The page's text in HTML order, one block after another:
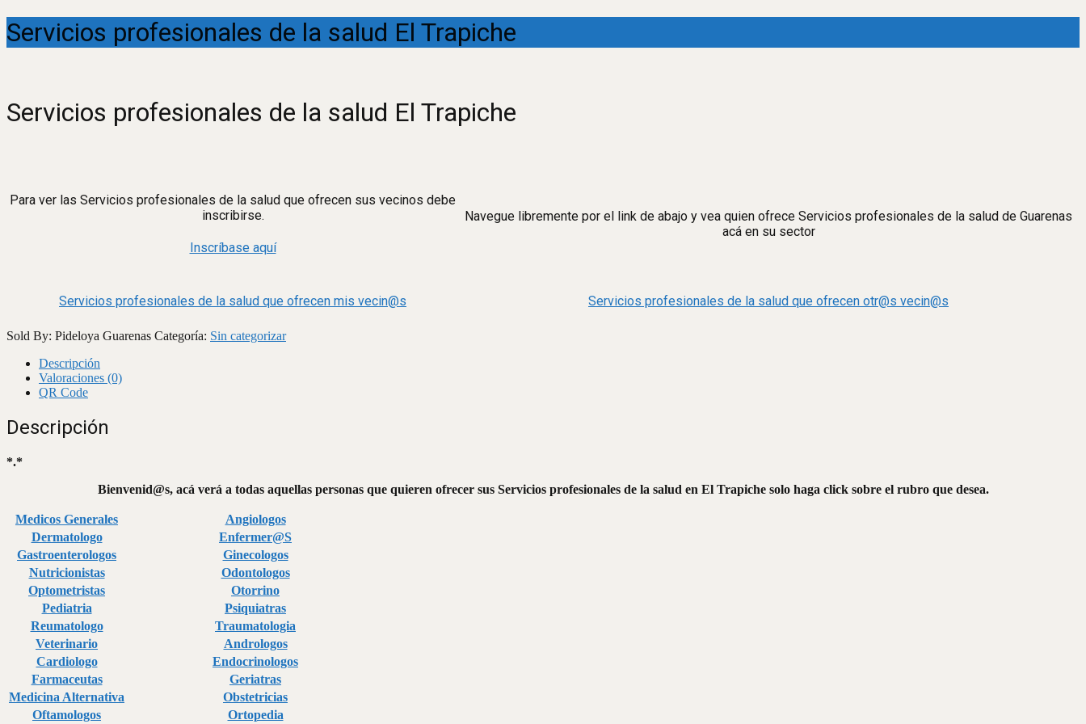
Servicios profesionales de la salud El Trapiche
Servicios profesionales de la salud El Trapiche
Para ver las Servicios profesionales de la salud que ofrecen sus vecinos debe
inscribirse.
Inscríbase aquí
Navegue libremente por el link de abajo y vea quien ofrece Servicios profesionales de la salud de Guarenas
acá en su sector
Servicios profesionales de la salud que ofrecen mis vecin@s Servicios profesionales de la salud que ofrecen otr@s vecin@s
Sold By: Pideloya Guarenas Categoría: Sin categorizar
Descripción
Valoraciones (0)
QR Code
Descripción
*.*
Bienvenid@s, acá verá a todas aquellas personas que quieren ofrecer sus Servicios profesionales de la salud en El Trapiche solo haga click sobre el rubro que desea.
Medicos Generales
Angiologos
Dermatologo
Enfermer@S
Gastroenterologos
Ginecologos
Nutricionistas
Odontologos
Optometristas
Otorrino
Pediatria
Psiquiatras
Reumatologo
Traumatologia
Veterinario
Andrologos
Cardiologo
Endocrinologos
Farmaceutas
Geriatras
Medicina Alternativa
Obstetricias
Oftamologos
Ortopedia